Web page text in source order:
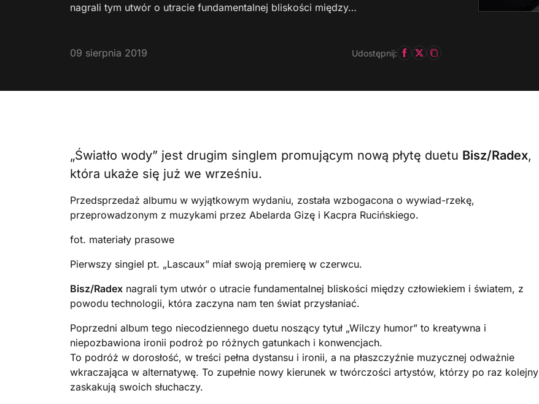
nagrali tym utwór o utracie fundamentalnej bliskości między…
09 sierpnia 2019 Udostępnij:
„Światło wody” jest drugim singlem promującym nową płytę duetu Bisz/Radex,
która ukaże się już we wrześniu.
Przedsprzedaż albumu w wyjątkowym wydaniu, została wzbogacona o wywiad-rzekę,
przeprowadzonym z muzykami przez Abelarda Gizę i Kacpra Rucińskiego.
fot. materiały prasowe
Pierwszy singiel pt. „Lascaux” miał swoją premierę w czerwcu.
Bisz/Radex nagrali tym utwór o utracie fundamentalnej bliskości między człowiekiem i światem, z
powodu technologii, która zaczyna nam ten świat przysłaniać.
Poprzedni album tego niecodziennego duetu noszący tytuł „Wilczy humor” to kreatywna i
niepozbawiona ironii podroż po różnych gatunkach i konwencjach.
To podróż w dorosłość, w treści pełna dystansu i ironii, a na płaszczyźnie muzycznej odważnie
wkraczająca w alternatywę. To zupełnie nowy kierunek w twórczości artystów, którzy po raz kolejny
zaskakują swoich słuchaczy.